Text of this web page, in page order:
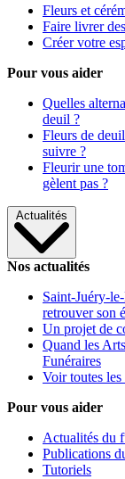
Fleurs et
Faire livrer
Créer votre
Pour vous aider
Quelles
deuil ?
Fleurs de
suivre ?
Fleurir une
gèlent pas ?
Actualités
Nos actualités
Saint-Juéry-
retrouver son
Un projet de
Quand les
Funéraires
Voir toutes les
Pour vous aider
Actualités du
Publications
Tutoriels